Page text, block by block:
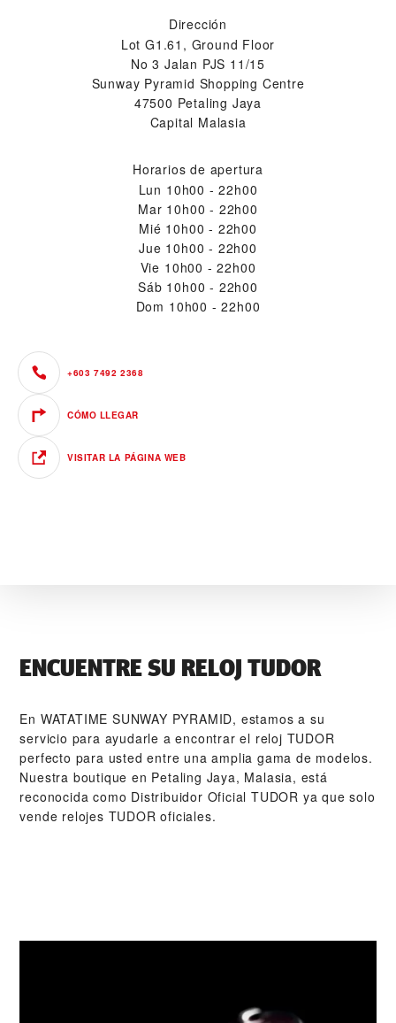
Dirección
Lot G1.61, Ground Floor
No 3 Jalan PJS 11/15
Sunway Pyramid Shopping Centre
47500 Petaling Jaya
Capital Malasia
Horarios de apertura
Lun 10h00 - 22h00
Mar 10h00 - 22h00
Mié 10h00 - 22h00
Jue 10h00 - 22h00
Vie 10h00 - 22h00
Sáb 10h00 - 22h00
Dom 10h00 - 22h00
+603 7492 2368
CÓMO LLEGAR
VISITAR LA PÁGINA WEB
ENCUENTRE SU RELOJ TUDOR
En ‭WATATIME SUNWAY PYRAMID‬, estamos a su
servicio para ayudarle a encontrar el reloj TUDOR
perfecto para usted entre una amplia gama de modelos.
Nuestra boutique en Petaling Jaya, Malasia, está
reconocida como Distribuidor Oficial TUDOR ya que solo
vende relojes TUDOR oficiales.